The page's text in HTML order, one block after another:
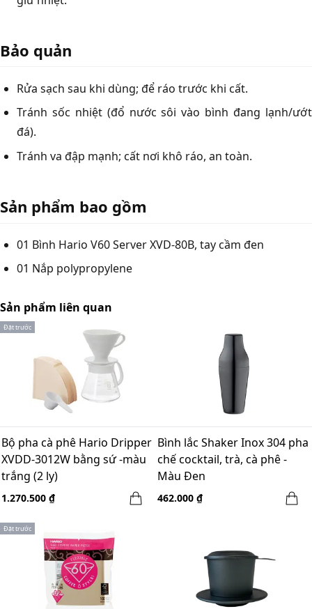
Bảo quản
Rửa sạch sau khi dùng; để ráo trước khi cất.
Tránh sốc nhiệt (đổ nước sôi vào bình đang lạnh/ướt
đá).
Tránh va đập mạnh; cất nơi khô ráo, an toàn.
Sản phẩm bao gồm
01 Bình Hario V60 Server XVD-80B, tay cầm đen
01 Nắp polypropylene
Sản phẩm liên quan
Đặt trước
Bộ pha cà phê Hario Dripper
XVDD-3012W bằng sứ -màu
trắng (2 ly)
1.270.500 ₫
Bình lắc Shaker Inox 304 pha
chế cocktail, trà, cà phê -
Màu Đen
462.000 ₫
Đặt trước